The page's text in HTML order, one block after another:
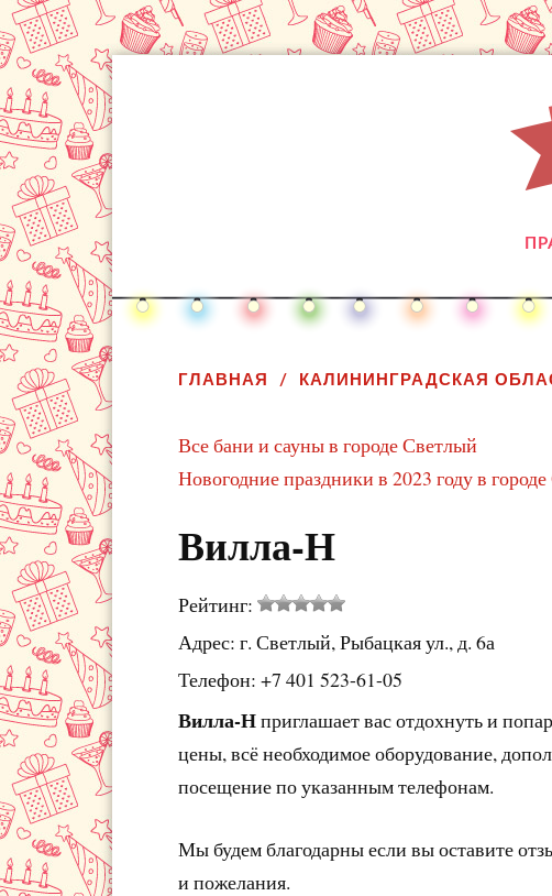
ГЛАВНАЯ КАЛИНИНГРАДСКАЯ
Все бани и сауны в городе Светлый
Новогодние праздники в 2023 году в
Вилла-Н
Рейтинг:
Адрес: г. Светлый, Рыбацкая ул., д. 6а
Телефон: +7 401 523-61-05
Вилла-Нприглашает вас отдохнуть и
цены, всё необходимое оборудование,
посещение по указанным телефонам.
Мы будем благодарны если вы оставите
и пожелания.